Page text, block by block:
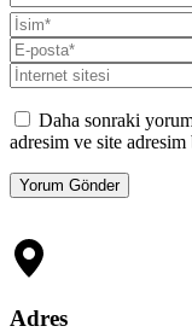
Daha sonraki
adresim ve site adresim
Adres